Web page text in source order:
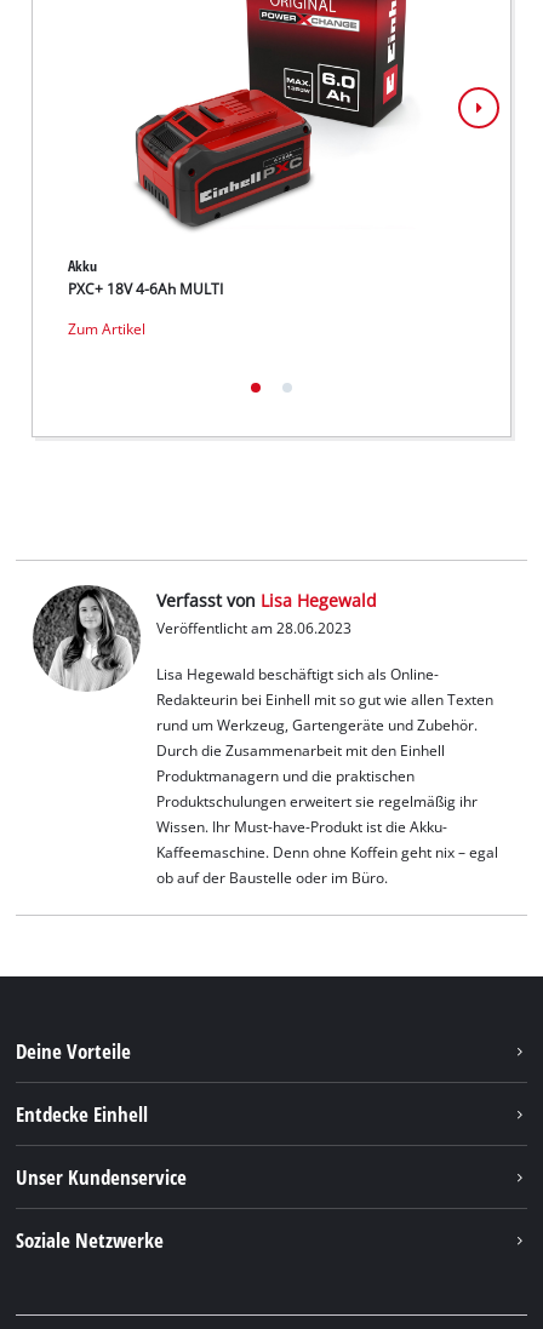
Akku
PXC+ 18V 4-6Ah MULTI
Zum Artikel
Verfasst von Lisa Hegewald
Veröffentlicht am 28.06.2023
Lisa Hegewald beschäftigt sich als Online-
Redakteurin bei Einhell mit so gut wie allen Texten
rund um Werkzeug, Gartengeräte und Zubehör.
Durch die Zusammenarbeit mit den Einhell
Produktmanagern und die praktischen
Produktschulungen erweitert sie regelmäßig ihr
Wissen. Ihr Must-have-Produkt ist die Akku-
Kaffeemaschine. Denn ohne Koffein geht nix – egal
ob auf der Baustelle oder im Büro.
Deine Vorteile
Entdecke Einhell
Nachhaltigkeit
Unser Kundenservice
Soziale Netzwerke